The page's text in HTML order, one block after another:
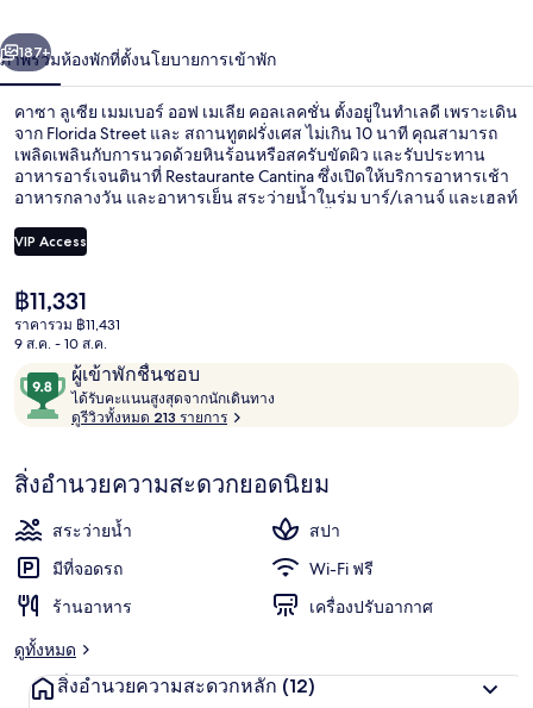
ออฟ
เม
เลีย
คอลเล
คชั่น
า
ถัดไป
187+
ภาพรวมห้องพักที่ตั้งนโยบายการเข้าพัก
คาซา ลูเซีย เมมเบอร์ ออฟ เมเลีย คอลเลคชั่น ตั้งอยู่ในทำเลดี เพราะเดิน
จาก Florida Street และ สถานทูตฝรั่งเศส ไม่เกิน 10 นาที คุณสามารถ
เพลิดเพลินกับการนวดด้วยหินร้อนหรือสครับขัดผิว และรับประทาน
อาหารอาร์เจนตินาที่ Restaurante Cantina ซึ่งเปิดให้บริการอาหารเช้า
อาหารกลางวัน และอาหารเย็น สระว่ายน้ำในร่ม บาร์/เลานจ์ และเฮลท์
ประทับใจพนักงาน ใกล้ขนส่งสาธารณะ: เดิน 5 นาทีถึง สถานี San
Martin และ 11 นาทีถึง สถานีเรติโรซานมาร์ติน
VIP Access
ราคา
ปัจจุบัน
฿11,331
฿11,331
ราคารวม ฿11,431
9 ส.ค. - 10 ส.ค.
รีวิว ผู้เข้าพักชื่นชอบ
9.8
จาก
10,
เข้า
ชอบ
ได้รับคะแนนสูงสุดจากนักเดินทาง
ค
แ
น
น
สู
ง
จ
า
ดูรีวิวทั้งหมด 213 รายการ
สิ่งอำนวยความสะดวกยอดนิยม
สระว่ายน้ำ
สปา
มีที่จอดรถ
Wi-Fi ฟรี
ร้านอาหาร
เครื่องปรับอากาศ
ดูทั้งหมด
สิ่งอำนวยความสะดวกหลัก (12)